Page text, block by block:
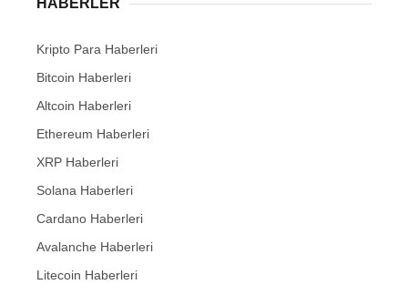
HABERLER
Kripto Para Haberleri
Bitcoin Haberleri
Altcoin Haberleri
Ethereum Haberleri
XRP Haberleri
Solana Haberleri
Cardano Haberleri
Avalanche Haberleri
Litecoin Haberleri